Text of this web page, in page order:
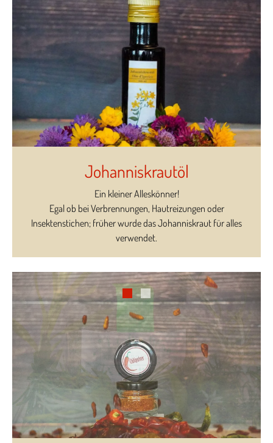
Johanniskrautöl
Ein kleiner Alleskönner!
Egal ob bei Verbrennungen, Hautreizungen oder
Insektenstichen; früher wurde das Johanniskraut für alles
verwendet.